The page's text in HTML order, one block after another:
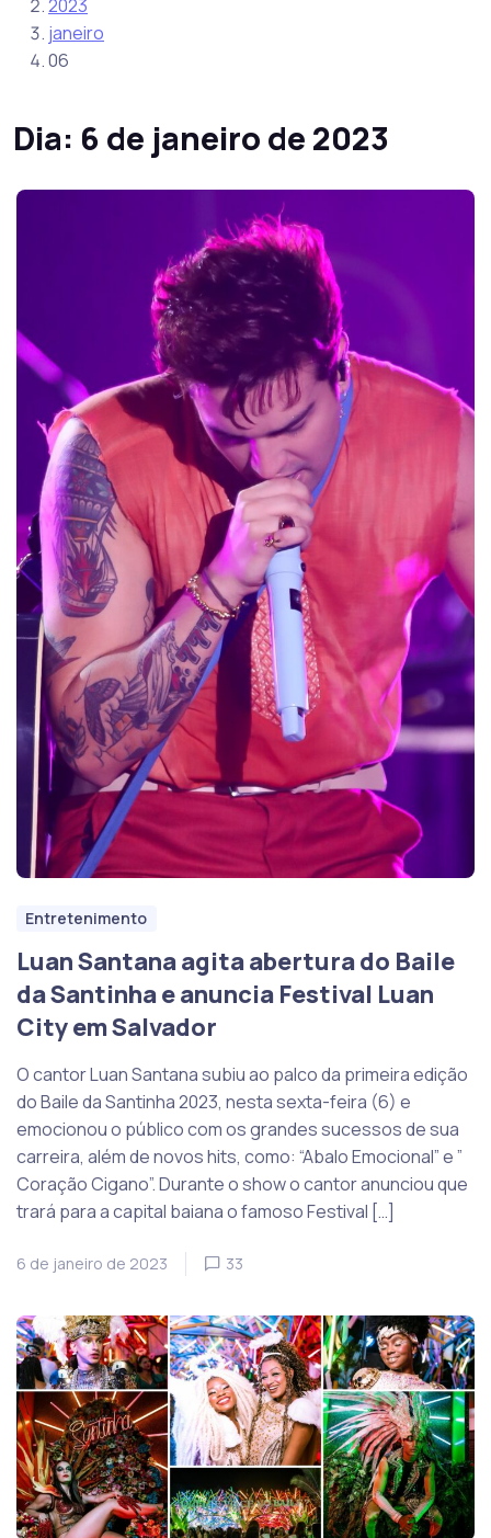
2023
janeiro
06
Dia: 6 de janeiro de 2023
Entretenimento
Luan Santana agita abertura do Baile
da Santinha e anuncia Festival Luan
City em Salvador
O cantor Luan Santana subiu ao palco da primeira edição
do Baile da Santinha 2023, nesta sexta-feira (6) e
emocionou o público com os grandes sucessos de sua
carreira, além de novos hits, como: “Abalo Emocional” e ”
Coração Cigano”. Durante o show o cantor anunciou que
trará para a capital baiana o famoso Festival […]
6 de janeiro de 2023 33